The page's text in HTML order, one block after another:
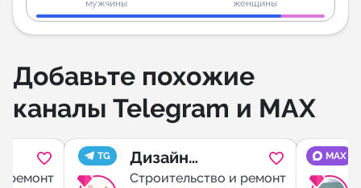
мужчины женщины
Добавьте похожие
каналы Telegram и MAX
ремонт
TG
Дизайн
интерьера
Строительство и ремонт
MAX